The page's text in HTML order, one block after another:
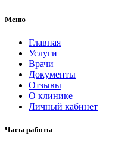
Меню
Главная
Услуги
Врачи
Документы
Отзывы
О клинике
Личный кабинет
Часы работы